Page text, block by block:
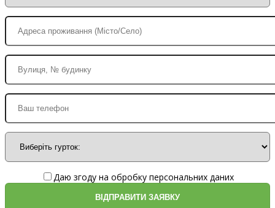
Даю згоду на обробку персональних даних